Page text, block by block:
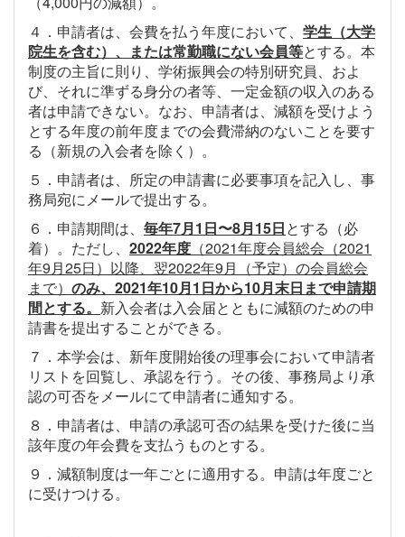
４．申請者は、会費を払う年度において、 学生（大学
院生を含む）、または常勤職にない会員等とする。本
制度の主旨に則り、学術振興会の特別研究員、およ
び、それに準ずる身分の者等、一定金額の収入のある
者は申請できない。なお、申請者は、減額を受けよう
とする年度の前年度までの会費滞納のないことを要す
る（新規の入会者を除く）。
５．申請者は、所定の申請書に必要事項を記入し、事
務局宛にメールで提出する。
６．申請期間は、 毎年7月1日〜8月15日とする（必
着）。ただし、 2022年度 （2021年度会員総会（2021
年9月25日）以降、翌2022年9月（予定）の会員総会
まで） のみ、2021年10月1日から10月末日まで申請期
間とする。 新入会者は入会届とともに減額のための申
請書を提出することができる。
７．本学会は、新年度開始後の理事会において申請者
リストを回覧し、承認を行う。その後、事務局より承
認の可否をメールにて申請者に通知する。
８．申請者は、申請の承認可否の結果を受けた後に当
該年度の年会費を支払うものとする。
９．減額制度は一年ごとに適用する。申請は年度ごと
に受けつける。